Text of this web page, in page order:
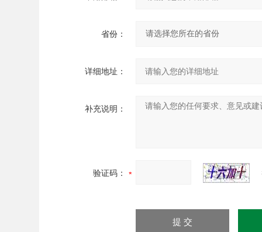
省份：
详细地址：
补充说明：
验证码：